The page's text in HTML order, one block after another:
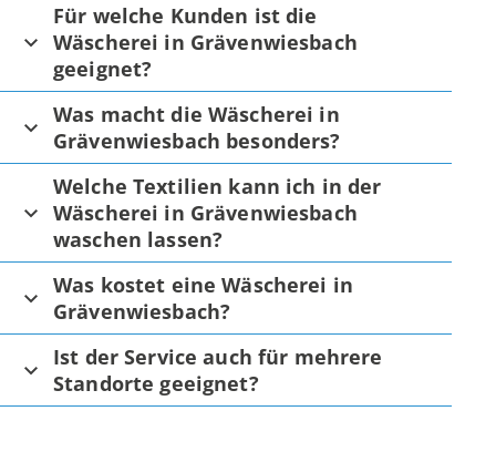
Für welche Kunden ist die
Wäscherei in Grävenwiesbach
geeignet?
Was macht die Wäscherei in
Grävenwiesbach besonders?
Welche Textilien kann ich in der
Wäscherei in Grävenwiesbach
waschen lassen?
Was kostet eine Wäscherei in
Grävenwiesbach?
Ist der Service auch für mehrere
Standorte geeignet?